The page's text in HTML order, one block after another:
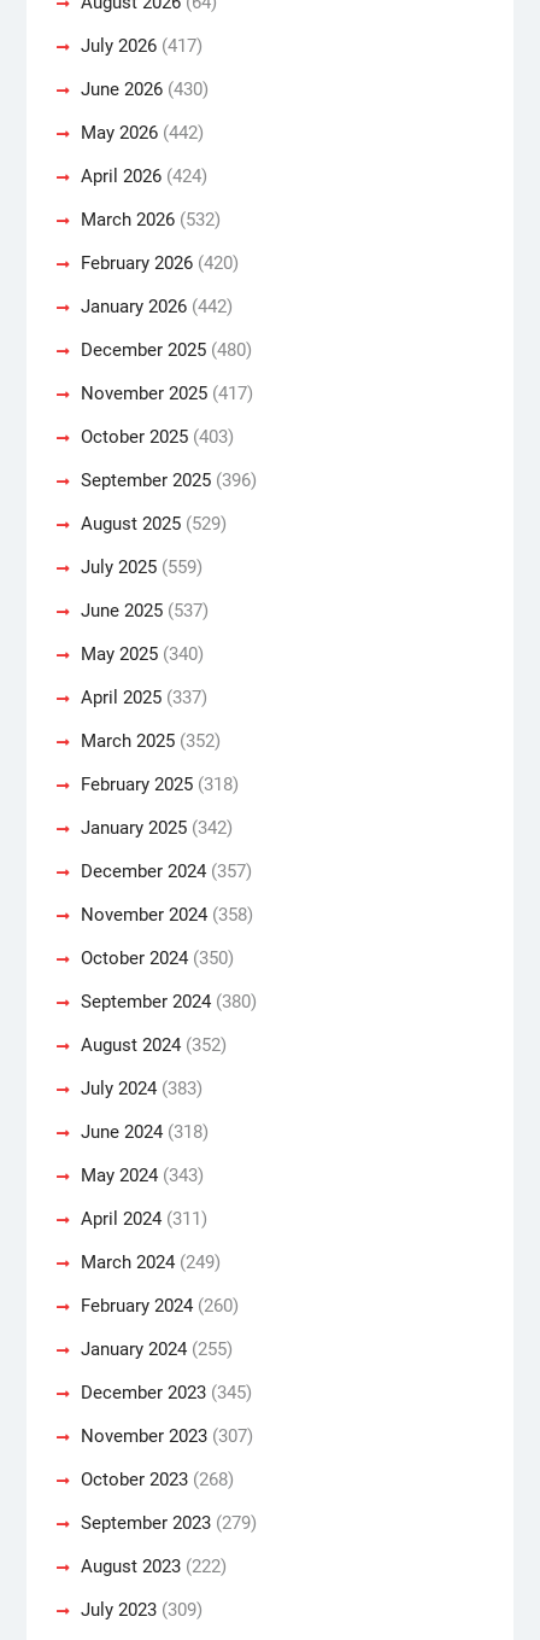
July 2026(417)
June 2026(430)
May 2026(442)
April 2026(424)
March 2026(532)
February 2026(420)
January 2026(442)
December 2025(480)
November 2025(417)
October 2025(403)
September 2025(396)
August 2025(529)
July 2025(559)
June 2025(537)
May 2025(340)
April 2025(337)
March 2025(352)
February 2025(318)
January 2025(342)
December 2024(357)
November 2024(358)
October 2024(350)
September 2024(380)
August 2024(352)
July 2024(383)
June 2024(318)
May 2024(343)
April 2024(311)
March 2024(249)
February 2024(260)
January 2024(255)
December 2023(345)
November 2023(307)
October 2023(268)
September 2023(279)
August 2023(222)
July 2023(309)